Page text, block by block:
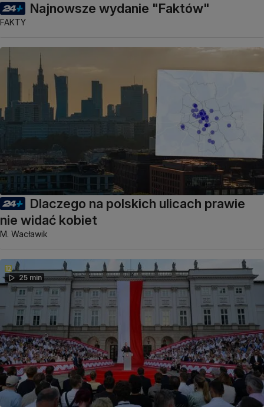
Najnowsze wydanie "Faktów"
FAKTY
Dlaczego na polskich ulicach prawie
nie widać kobiet
M. Wacławik
25 min